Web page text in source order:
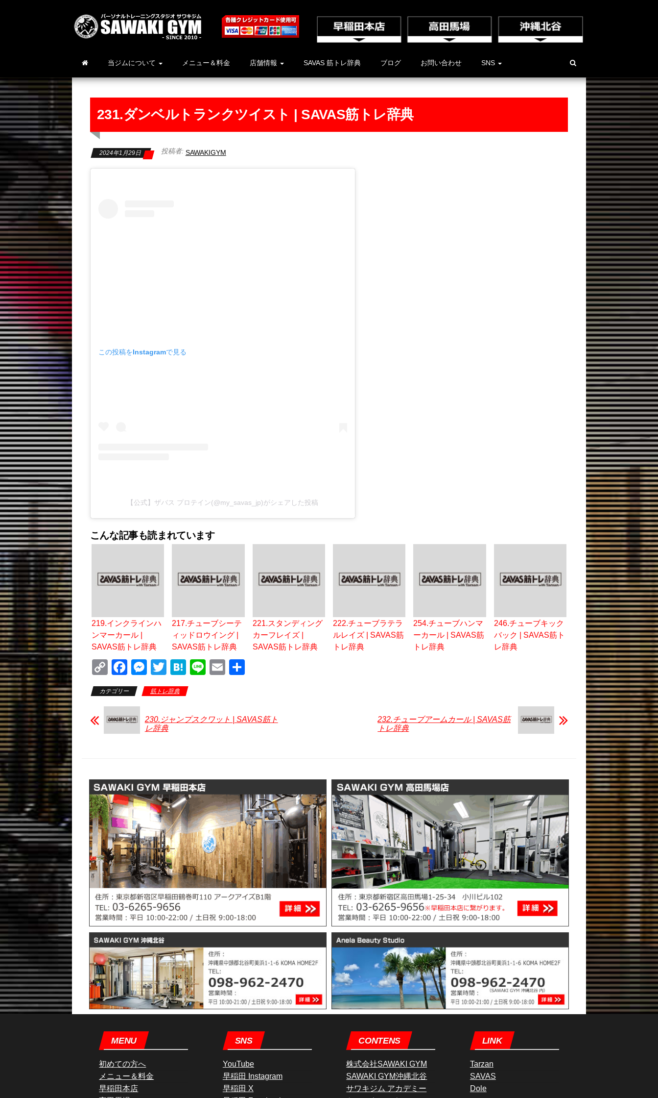
当ジムについて メニュー＆料金 店舗情報 SAVAS 筋トレ辞典 ブログ お問い合わせ SNS
231.ダンベルトランクツイスト | SAVAS筋トレ辞典
2024年1月29日 投稿者: SAWAKIGYM
この投稿をInstagramで見る
【公式】ザバス プロテイン(@my_savas_jp)がシェアした投稿
こんな記事も読まれています
219.インクラインハ
ンマーカール |
SAVAS筋トレ辞典
217.チューブシーテ
ィッドロウイング |
SAVAS筋トレ辞典
221.スタンディング
カーフレイズ |
SAVAS筋トレ辞典
222.チューブラテラ
ルレイズ | SAVAS筋
トレ辞典
254.チューブハンマ
ーカール | SAVAS筋
トレ辞典
246.チューブキック
バック | SAVAS筋ト
レ辞典
C
o
p
y
Li
F
a
c
e
b
k
M
e
ss
e
n
T
wi
tt
er
H
at
e
n
Li
E
カテゴリー 筋トレ辞典
230.ジャンプスクワット | SAVAS筋ト
レ辞典
232.チューブアームカール | SAVAS筋
トレ辞典
MENU
初めての方へ
メニュー＆料金
早稲田本店
SNS
YouTube
早稲田 Instagram
早稲田 X
CONTENS
株式会社SAWAKI GYM
SAWAKI GYM沖縄北谷
サワキジム アカデミー
LINK
Tarzan
SAVAS
Dole